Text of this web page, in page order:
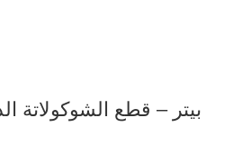
بيتر – قطع الشوكولاتة الداكنة